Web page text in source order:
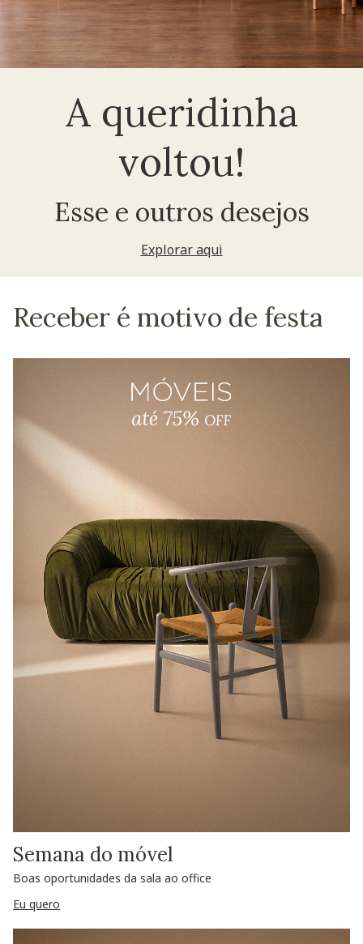
A queridinha
voltou!
Esse e outros desejos
Explorar aqui
Receber é motivo de festa
Semana do móvel
Boas oportunidades da sala ao office
Eu quero